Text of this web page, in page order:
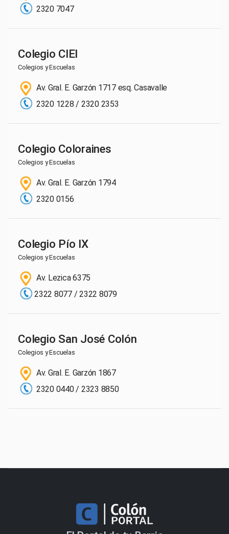
2320 7047
Colegio CIEI
Colegios y Escuelas
Av. Gral. E. Garzón 1717 esq. Casavalle
2320 1228 / 2320 2353
Colegio Coloraines
Colegios y Escuelas
Av. Gral. E. Garzón 1794
2320 0156
Colegio Pío IX
Colegios y Escuelas
Av. Lezica 6375
2322 8077 / 2322 8079
Colegio San José Colón
Colegios y Escuelas
Av. Gral. E. Garzón 1867
2320 0440 / 2323 8850